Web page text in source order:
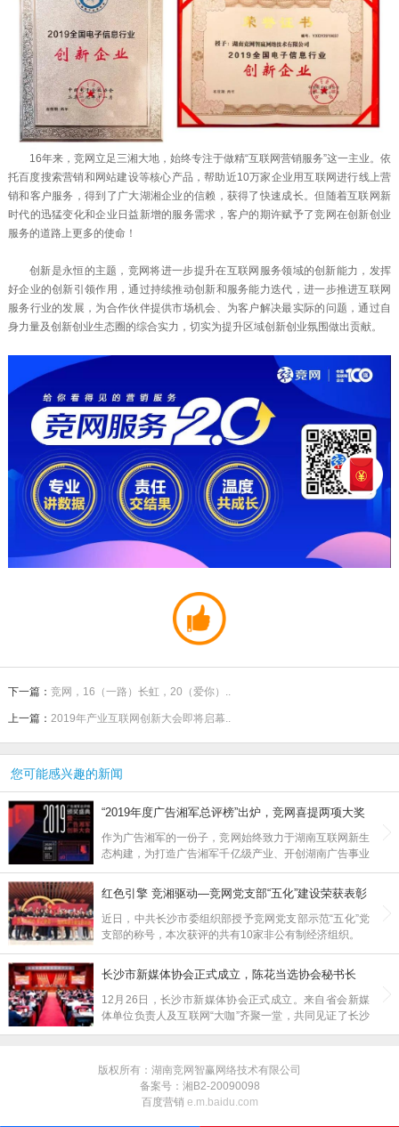
16年来，竞网立足三湘大地，始终专注于做精“互联网营销服务”这一主业。依
托百度搜索营销和网站建设等核心产品，帮助近10万家企业用互联网进行线上营
销和客户服务，得到了广大湖湘企业的信赖，获得了快速成长。但随着互联网新
时代的迅猛变化和企业日益新增的服务需求，客户的期许赋予了竞网在创新创业
服务的道路上更多的使命！
创新是永恒的主题，竞网将进一步提升在互联网服务领域的创新能力，发挥
好企业的创新引领作用，通过持续推动创新和服务能力迭代，进一步推进互联网
服务行业的发展，为合作伙伴提供市场机会、为客户解决最实际的问题，通过自
身力量及创新创业生态圈的综合实力，切实为提升区域创新创业氛围做出贡献。
下一篇： 竞网，16（一路）长虹，20（爱你）..
上一篇： 2019年产业互联网创新大会即将启幕..
您可能感兴趣的新闻
“2019年度广告湘军总评榜”出炉，竞网喜提两项大奖
作为广告湘军的一份子，竞网始终致力于湖南互联网新生
态构建，为打造广告湘军千亿级产业、开创湖南广告事业
负期望，为广告湘军贡献自己的一份力量！
红色引擎 竞湘驱动—竞网党支部“五化”建设荣获表彰
近日，中共长沙市委组织部授予竞网党支部示范“五化”党
支部的称号，本次获评的共有10家非公有制经济组织。
长沙市新媒体协会正式成立，陈花当选协会秘书长
12月26日，长沙市新媒体协会正式成立。来自省会新媒
体单位负责人及互联网“大咖”齐聚一堂，共同见证了长沙
版权所有：湖南竞网智赢网络技术有限公司
备案号：湘B2-20090098
百度营销 e.m.baidu.com